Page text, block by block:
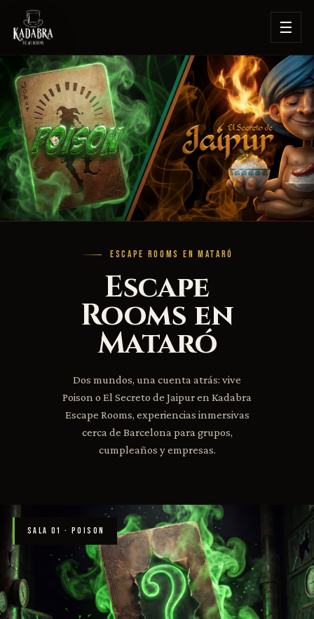
☰
ESCAPE ROOMS EN MATARÓ
Escape
Rooms en
Mataró
Dos mundos, una cuenta atrás: vive
Poison o El Secreto de Jaipur en Kadabra
Escape Rooms, experiencias inmersivas
cerca de Barcelona para grupos,
cumpleaños y empresas.
SALA 01 · POISON